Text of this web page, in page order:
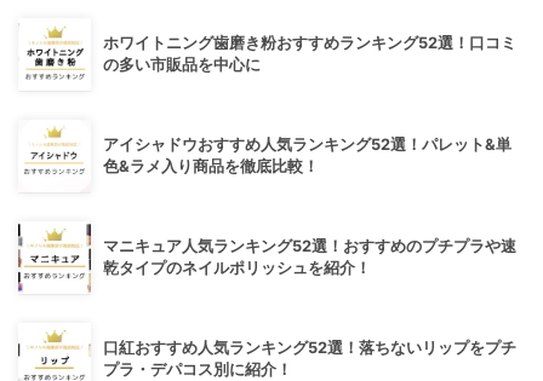
ホワイトニング歯磨き粉おすすめランキング52選！口コミ
の多い市販品を中心に
アイシャドウおすすめ人気ランキング52選！パレット&単
色&ラメ入り商品を徹底比較！
マニキュア人気ランキング52選！おすすめのプチプラや速
乾タイプのネイルポリッシュを紹介！
口紅おすすめ人気ランキング52選！落ちないリップをプチ
プラ・デパコス別に紹介！